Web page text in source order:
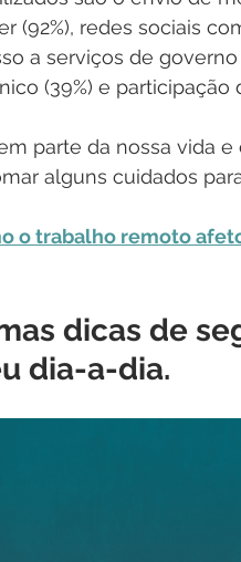
(92%), redes sociais
a serviços de
(39%) e participação
parte da nossa vida
alguns cuidados
o trabalho remoto
dicas de
dia-a-dia.